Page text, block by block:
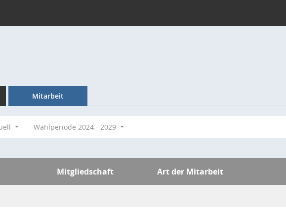
Mitarbeit
Wahlperiode 2024 - 2029
Mitgliedschaft Art der Mitarbeit